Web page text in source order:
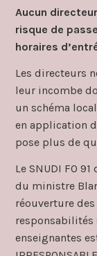
Aucun
risque de
horaires
Les directeurs
leur incombe
un schéma
en application
pose plus de
Le SNUDI FO
du ministre
réouverture
responsabilités
enseignantes